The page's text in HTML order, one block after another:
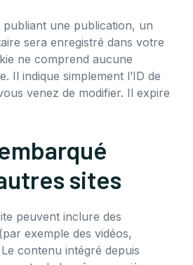
publiant une publication, un
sera enregistré dans votre
ne comprend aucune
Il indique simplement l’ID de
venez de modifier. Il expire
sites
peuvent inclure des
exemple des vidéos,
contenu intégré depuis